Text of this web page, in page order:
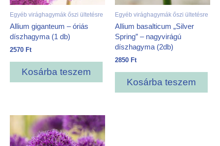
Egyéb virághagymák őszi ültetésre
Allium giganteum – óriás
díszhagyma (1 db)
2570 Ft
Kosárba teszem
Egyéb virághagymák őszi ültetésre
Allium basalticum „Silver
Spring” – nagyvirágú
díszhagyma (2db)
2850 Ft
Kosárba teszem